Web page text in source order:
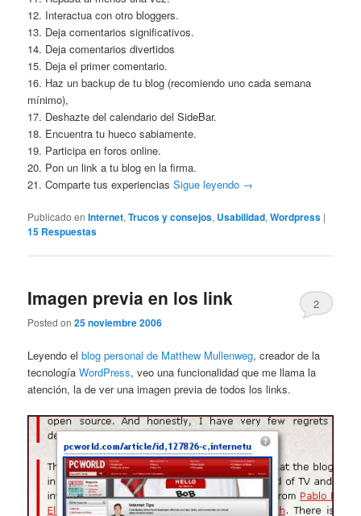
12. Interactua con otro bloggers.
13. Deja comentarios significativos.
14. Deja comentarios divertidos
15. Deja el primer comentario.
16. Haz un backup de tu blog (recomiendo uno cada semana
mínimo),
17. Deshazte del calendario del SideBar.
18. Encuentra tu hueco sabiamente.
19. Participa en foros online.
20. Pon un link a tu blog en la firma.
21. Comparte tus experienciasSigue leyendo →
Publicado en Internet,Trucos y consejos, Usabilidad,Wordpress |
15 Respuestas
Imagen previa en los link
Posted on25 noviembre 2006
2
Leyendo elblog personal de Matthew Mullenweg, creador de la
tecnologíaWordPress, veo una funcionalidad que me llama la
atención, la de ver una imagen previa de todos los links.